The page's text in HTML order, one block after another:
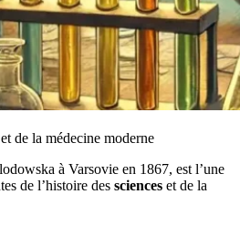
de la médecine moderne
à Varsovie en 1867, est l’une
de l’histoire des sciences et de la